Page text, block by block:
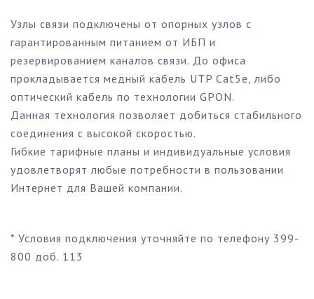
Узлы связи подключены от опорных узлов с
гарантированным питанием от ИБП и
резервированием каналов связи. До офиса
прокладывается медный кабель UTP Cat5e, либо
оптический кабель по технологии GPON.
Данная технология позволяет добиться стабильного
соединения с высокой скоростью.
Гибкие тарифные планы и индивидуальные условия
удовлетворят любые потребности в пользовании
Интернет для Вашей компании.
* Условия подключения уточняйте по телефону 399-
800 доб. 113